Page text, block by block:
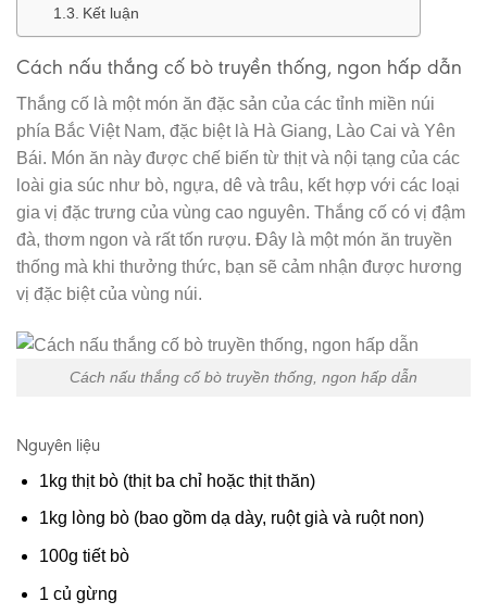
Kết luận
Cách nấu thắng cố bò truyền thống, ngon hấp dẫn
Thắng cố là một món ăn đặc sản của các tỉnh miền núi
phía Bắc Việt Nam, đặc biệt là Hà Giang, Lào Cai và Yên
Bái. Món ăn này được chế biến từ thịt và nội tạng của các
loài gia súc như bò, ngựa, dê và trâu, kết hợp với các loại
gia vị đặc trưng của vùng cao nguyên. Thắng cố có vị đậm
đà, thơm ngon và rất tốn rượu. Đây là một món ăn truyền
thống mà khi thưởng thức, bạn sẽ cảm nhận được hương
vị đặc biệt của vùng núi.
Cách nấu thắng cố bò truyền thống, ngon hấp dẫn
Nguyên liệu
1kg thịt bò (thịt ba chỉ hoặc thịt thăn)
1kg lòng bò (bao gồm dạ dày, ruột già và ruột non)
100g tiết bò
1 củ gừng